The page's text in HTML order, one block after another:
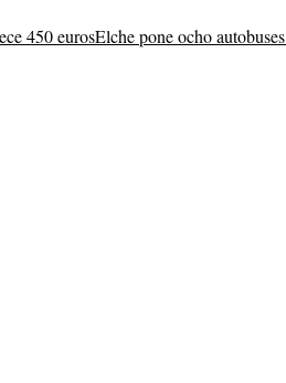
450 eurosElche pone ocho autobuses